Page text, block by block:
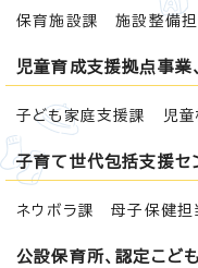
保育施設課 施設整
児童育成支援拠点事業
子ども家庭支援課
子育て世代包括支援セ
ネウボラ課 母子保
公設保育所、認定こど